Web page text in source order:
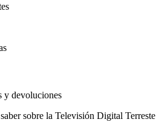
y devoluciones
sobre la Televisión Digital Terreste